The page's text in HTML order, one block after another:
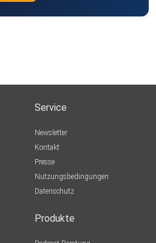
Service
Newsletter
Kontakt
Presse
Nutzungsbedingungen
Datenschutz
Produkte